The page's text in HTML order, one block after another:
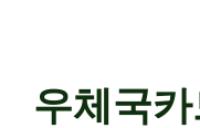
우체국